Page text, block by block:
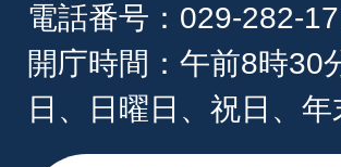
電話番号：029-282-
開庁時間：午前8時30
日、日曜日、祝日、